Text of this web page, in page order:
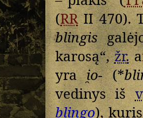
(RRII 470).
blingis
karosą“,žr.
yrai̯o-(*
vedinys iš
blingo),